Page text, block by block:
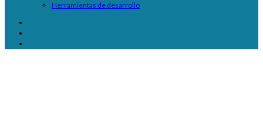
Herramientas de desarrollo